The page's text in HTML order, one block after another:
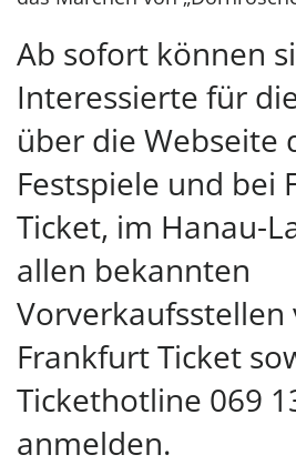
Ab sofort können
Interessierte für
über die Webseite
Festspiele und bei
Ticket, im Hanau-
allen bekannten
Vorverkaufsstellen
Frankfurt Ticket
Tickethotline 069
anmelden.